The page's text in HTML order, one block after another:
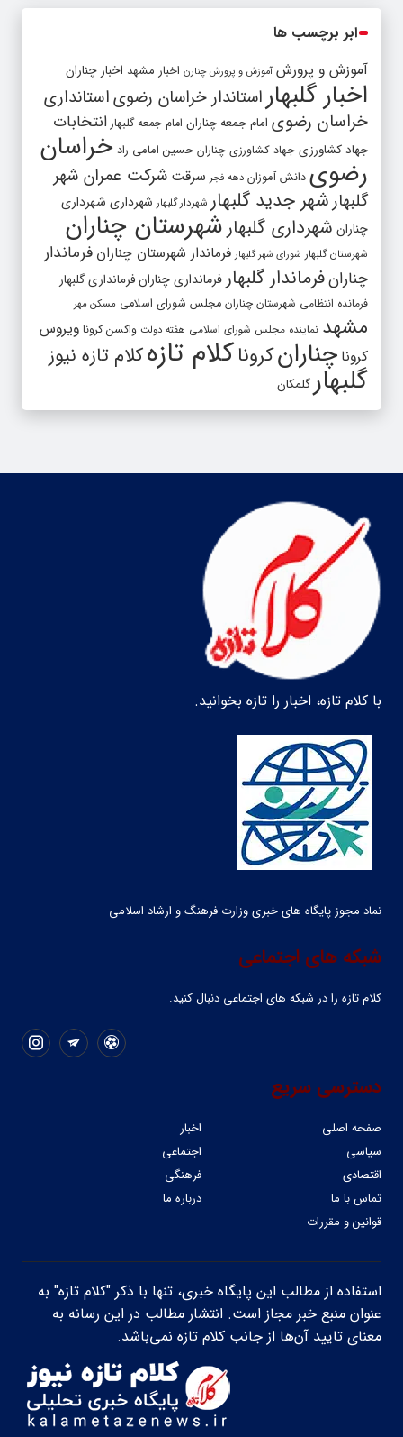
ابر برچسب ها
آموزش و پرورش آموزش و پرورش چنارن اخبار مشهد اخبار چناران
اخبار گلبهار استاندار خراسان رضویاستانداری
خراسان رضوی امام جمعه چناران امام جمعه گلبهار انتخابات
جهاد کشاورزی جهاد کشاورزی چناران حسین امامی راد خراسان
رضوی دانش آموزان دهه فجر سرقت شرکت عمران شهر
گلبهارشهر جدید گلبهار شهردار گلبهار شهرداری شهرداری
چناران شهرداری گلبهار شهرستان چناران
شهرستان گلبهار شورای شهر گلبهار فرماندار شهرستان چناران فرماندار
چنارانفرماندار گلبهار فرمانداری چنارانفرمانداری گلبهار
فرمانده انتظامی شهرستان چناران مجلس شورای اسلامی مسکن مهر
مشهد نماینده مجلس شورای اسلامی هفته دولت واکسن کرونا ویروس
کرونا چنارانکروناکلام تازهکلام تازه نیوز
گلبهارگلمکان
با کلام تازه، اخبار را تازه بخوانید.
نماد مجوز پایگاه های خبری وزارت فرهنگ و ارشاد اسلامی
شبکه های اجتماعی
کلام تازه را در شبکه ‌های اجتماعی دنبال کنید.
دسترسی سریع
صفحه اصلی
اخبار
سیاسی
اجتماعی
اقتصادی
فرهنگی
تماس با ما
درباره ما
قوانین و مقررات
استفاده از مطالب این پایگاه خبری، تنها با ذکر "کلام تازه" به
عنوان منبع خبر مجاز است. انتشار مطالب در این رسانه به
معنای تایید آن‌ها از جانب کلام تازه نمی‌باشد.